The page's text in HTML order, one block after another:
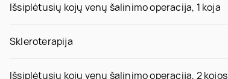
Išsiplėtusių kojų venų šalinimo operacija, 1 koja
Skleroterapija
Išsiplėtusių kojų venų šalinimo operacija, 2 kojos